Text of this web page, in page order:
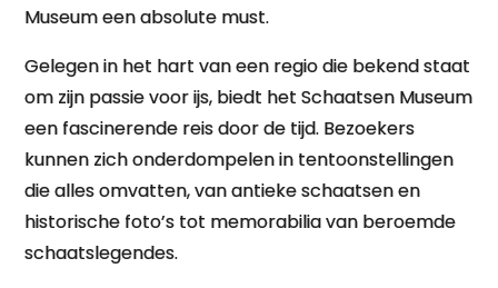
Museum een absolute must.
Gelegen in het hart van een regio die bekend staat
om zijn passie voor ijs, biedt het Schaatsen Museum
een fascinerende reis door de tijd. Bezoekers
kunnen zich onderdompelen in tentoonstellingen
die alles omvatten, van antieke schaatsen en
historische foto’s tot memorabilia van beroemde
schaatslegendes.